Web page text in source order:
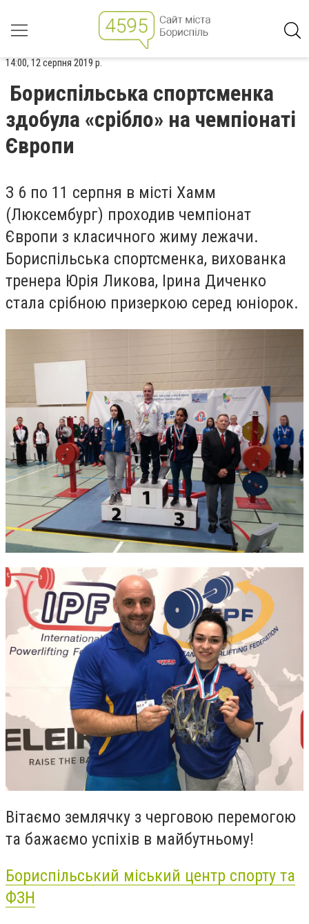
14:00, 12 серпня 2019 р.
Бориспільська спортсменка
здобула «срібло» на чемпіонаті
Європи
З 6 по 11 серпня в місті Хамм
(Люксембург) проходив чемпіонат
Європи з класичного жиму лежачи.
Бориспільська спортсменка, вихованка
тренера Юрія Ликова, Ірина Диченко
стала срібною призеркою серед юніорок.
Вітаємо землячку з черговою перемогою
та бажаємо успіхів в майбутньому!
Бориспільський міський центр спорту та
ФЗН